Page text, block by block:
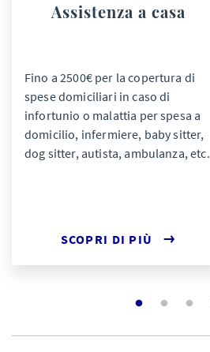
Assistenza a casa
Fino a 2500€ per la copertura di
spese domiciliari in caso di
infortunio o malattia per spesa a
domicilio, infermiere, baby sitter,
dog sitter, autista, ambulanza, etc.
SCOPRI DI PIÙ